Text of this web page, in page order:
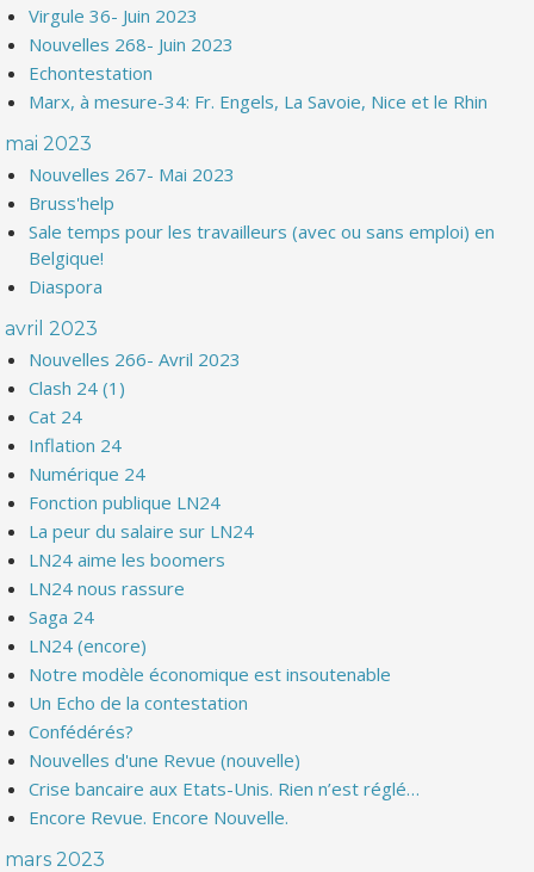
Virgule 36- Juin 2023
Nouvelles 268- Juin 2023
Echontestation
Marx, à mesure-34: Fr. Engels, La Savoie, Nice et le Rhin
mai 2023
Nouvelles 267- Mai 2023
Bruss'help
Sale temps pour les travailleurs (avec ou sans emploi) en
Belgique!
Diaspora
avril 2023
Nouvelles 266- Avril 2023
Clash 24 (1)
Cat 24
Inflation 24
Numérique 24
Fonction publique LN24
La peur du salaire sur LN24
LN24 aime les boomers
LN24 nous rassure
Saga 24
LN24 (encore)
Notre modèle économique est insoutenable
Un Echo de la contestation
Confédérés?
Nouvelles d'une Revue (nouvelle)
Crise bancaire aux Etats-Unis. Rien n’est réglé…
Encore Revue. Encore Nouvelle.
mars 2023